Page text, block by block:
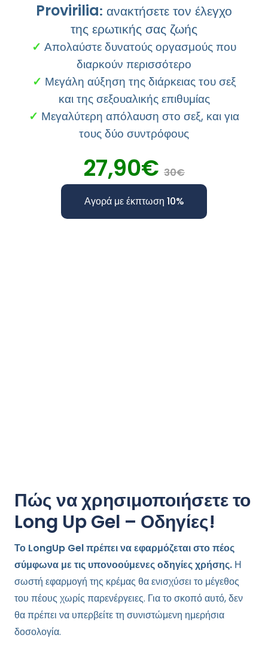
Provirilia: ανακτήσετε τον έλεγχο
της ερωτικής σας ζωής
✓ Απολαύστε δυνατούς οργασμούς που
διαρκούν περισσότερο
✓ Μεγάλη αύξηση της διάρκειας του σεξ
και της σεξουαλικής επιθυμίας
✓ Μεγαλύτερη απόλαυση στο σεξ, και για
τους δύο συντρόφους
27,90€ 30€
Αγορά με έκπτωση 10%
Πώς να χρησιμοποιήσετε το
Long Up Gel – Οδηγίες!
Το LongUp Gel πρέπει να εφαρμόζεται στο πέος
σύμφωνα με τις υπονοούμενες οδηγίες χρήσης. Η
σωστή εφαρμογή της κρέμας θα ενισχύσει το μέγεθος
του πέους χωρίς παρενέργειες. Για το σκοπό αυτό, δεν
θα πρέπει να υπερβείτε τη συνιστώμενη ημερήσια
δοσολογία.